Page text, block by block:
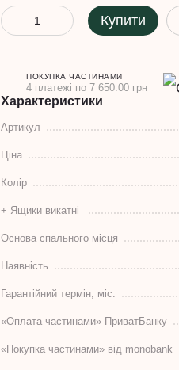
Купити
ПОКУПКА ЧАСТИНАМИ
4 платежі по 7 650.00 грн
Характеристики
Артикул
Ціна
Колір
+ Ящики викатні
Основа спального місця
Наявність
Гарантійний термін, міс.
«Оплата частинами» ПриватБанку
«Покупка частинами» від monobank